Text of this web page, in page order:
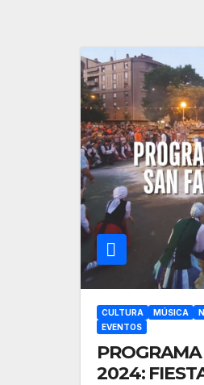
CULTURA MÚSICA
EVENTOS
2024: